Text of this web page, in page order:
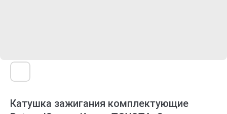
Катушка зажигания комплектующие